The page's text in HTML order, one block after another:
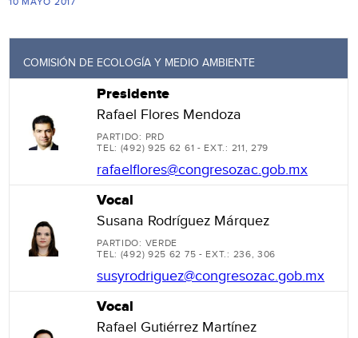
COMISIÓN DE ECOLOGÍA Y MEDIO AMBIENTE
Presidente
Rafael Flores Mendoza
PARTIDO: PRD
TEL: (492) 925 62 61 - EXT.: 211, 279
rafaelflores@congresozac.gob.mx
Vocal
Susana Rodríguez Márquez
PARTIDO: VERDE
TEL: (492) 925 62 75 - EXT.: 236, 306
susyrodriguez@congresozac.gob.mx
Vocal
Rafael Gutiérrez Martínez